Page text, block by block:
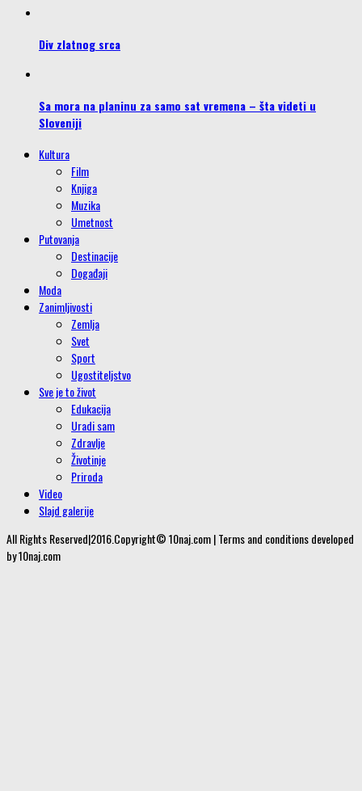
Div zlatnog srca
Sa mora na planinu za samo sat vremena – šta videti u
Sloveniji
Kultura
Film
Knjiga
Muzika
Umetnost
Putovanja
Destinacije
Događaji
Moda
Zanimljivosti
Zemlja
Svet
Sport
Ugostiteljstvo
Sve je to život
Edukacija
Uradi sam
Zdravlje
Životinje
Priroda
Video
Slajd galerije
All Rights Reserved|2016.Copyright© 10naj.com | Terms and conditions developed
by 10naj.com